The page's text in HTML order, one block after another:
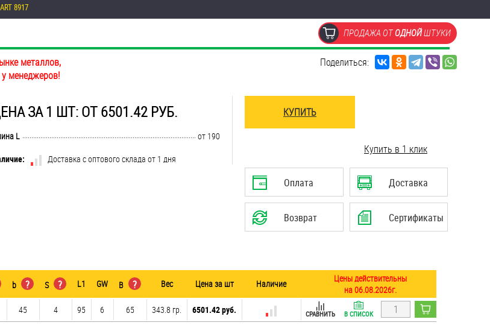
8917
ПРОДАЖА ОТОДНОЙШТУКИ
металлов,
менеджеров!
Поделиться:
ЗА 1 ШТ: ОТ 6501.42 РУБ.
L
от 190
Доставка с оптового склада от 1 дня
КУПИТЬ
Купить в 1 клик
Оплата Доставка
Возврат Сертификаты
b ? S ? L1 GW B ? Вес Цена за шт Наличие
Цены действительны
на 06.08.2026г.
45 4 95 6 65 343.8 гр. 6501.42 руб. СРАВНИТЬ В СПИСОК